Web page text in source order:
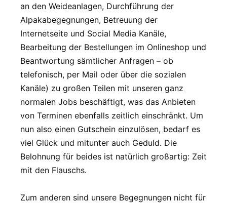
an den Weideanlagen, Durchführung der
Alpakabegegnungen, Betreuung der
Internetseite und Social Media Kanäle,
Bearbeitung der Bestellungen im Onlineshop und
Beantwortung sämtlicher Anfragen – ob
telefonisch, per Mail oder über die sozialen
Kanäle) zu großen Teilen mit unseren ganz
normalen Jobs beschäftigt, was das Anbieten
von Terminen ebenfalls zeitlich einschränkt. Um
nun also einen Gutschein einzulösen, bedarf es
viel Glück und mitunter auch Geduld. Die
Belohnung für beides ist natürlich großartig: Zeit
mit den Flauschs.
Zum anderen sind unsere Begegnungen nicht für